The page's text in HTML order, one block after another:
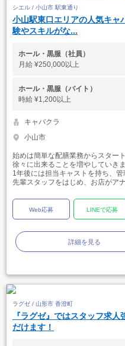
シエル / 小山市 駅東通り
小山駅東口エリアの人気キャ
験やスキルがな...
ホール・黒服（社員）
月給 ¥250,000以上
ホール・黒服（バイト）
時給 ¥1,200以上
キャバクラ
小山市
始めは簡単な配膳業務からスター
徐々に出来ることを増やしていきま
1年後には担当キャストを持ち、
先輩スタッフをはじめ、お店がア
Web応募 LINEで応募
詳細を見る
ラグゼ / 山形市 香澄町
『ラグゼ』ではスタッフ求
だけます！